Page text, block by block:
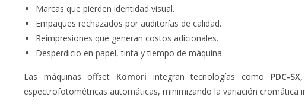
Marcas que pierden identidad visual.
Empaques rechazados por auditorías de calidad.
Reimpresiones que generan costos adicionales.
Desperdicio en papel, tinta y tiempo de máquina.
Las máquinas offset Komori integran tecnologías como PDC-
espectrofotométricas automáticas, minimizando la variación cromática